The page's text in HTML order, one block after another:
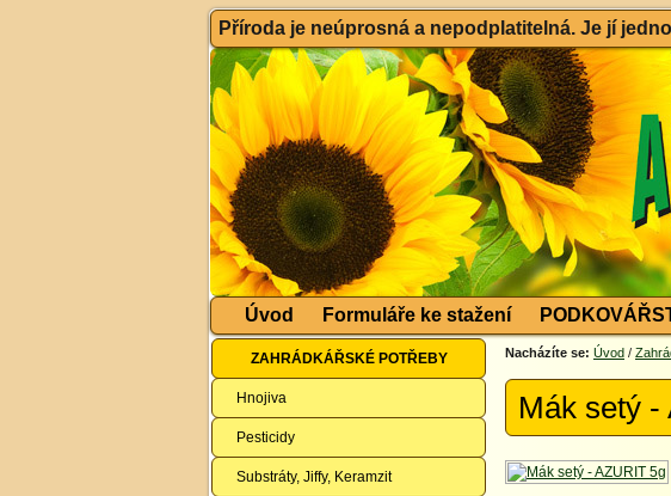
Příroda je neúprosná a nepodplatitelná. Je jí
Úvod Formuláře ke stažení
ZAHRÁDKÁŘSKÉ POTŘEBY
Hnojiva
Pesticidy
Substráty, Jiffy, Keramzit
Nacházíte se: Úvod /
Mák setý -